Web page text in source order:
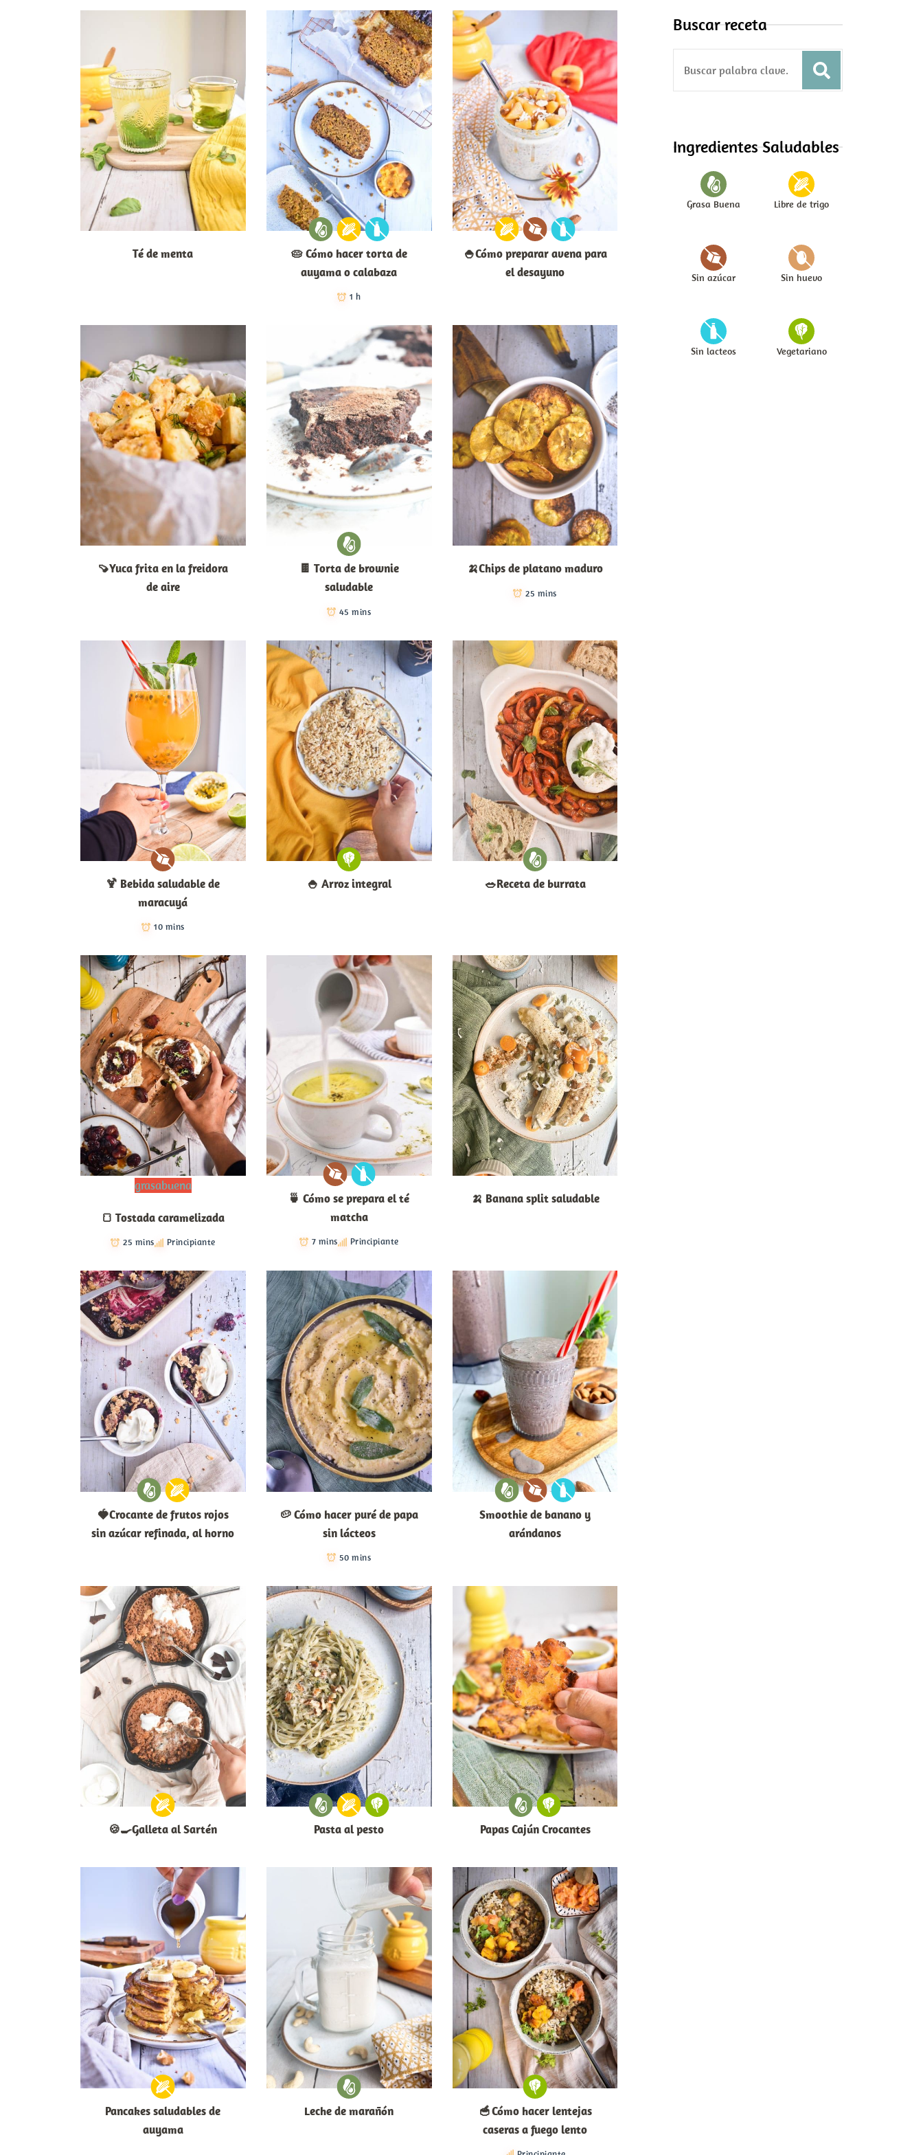
Té de menta
🥧 Cómo hacer torta de
auyama o calabaza
1 h
🍚Cómo preparar avena para
el desayuno
🍠Yuca frita en la freidora
de aire
🍫 Torta de brownie
saludable
45 mins
🍌Chips de platano maduro
25 mins
🍹​ Bebida saludable de
maracuyá
10 mins
🍚​ Arroz integral ​🥗​Receta de burrata
grasabuena
🍞 Tostada caramelizada
25 mins Principiante
🍵 Cómo se prepara el té
matcha
7 mins Principiante
🍌 Banana split saludable
🍓Crocante de frutos rojos
sin azúcar refinada, al horno
🥔 Cómo hacer puré de papa
sin lácteos
50 mins
Smoothie de banano y
arándanos
🍪🍳Galleta al Sartén Pasta al pesto Papas Cajún Crocantes
Pancakes saludables de
auyama
Leche de marañón
🥣 Cómo hacer lentejas
caseras a fuego lento
Buscar receta
c
Ingredientes Saludables
Grasa Buena Libre de trigo
Sin azúcar Sin huevo
Sin lacteos Vegetariano